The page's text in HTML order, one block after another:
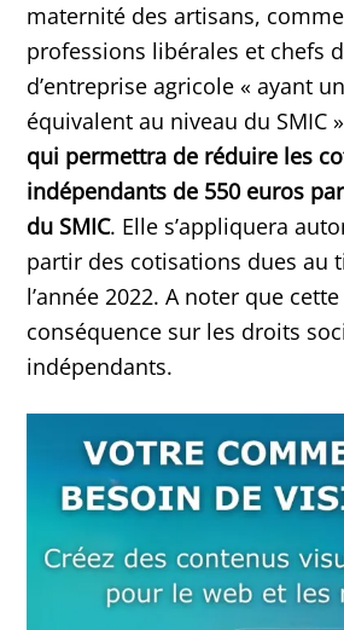
maternité des artisans,
professions libérales et chefs
d’entreprise agricole « ayant
équivalent au niveau du SMIC
qui permettra de réduire les
indépendants de 550 euros
du SMIC. Elle s’appliquera
partir des cotisations dues au
l’année 2022. A noter que
conséquence sur les droits
indépendants.